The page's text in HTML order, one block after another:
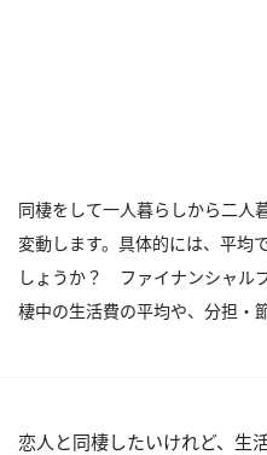
同棲をして一人暮らしから二人
変動します。具体的には、平均
しょうか？ ファイナンシャル
棲中の生活費の平均や、分担・
恋人と同棲したいけれど、生